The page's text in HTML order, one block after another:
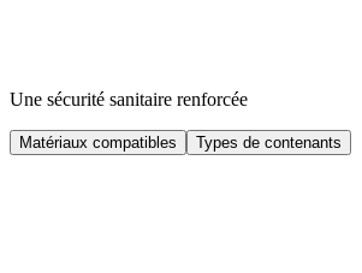
Une sécurité sanitaire renforcée
Matériaux compatibles Types de contenants